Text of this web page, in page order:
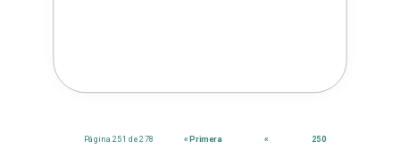
Página 251 de 278 « Primera « 250